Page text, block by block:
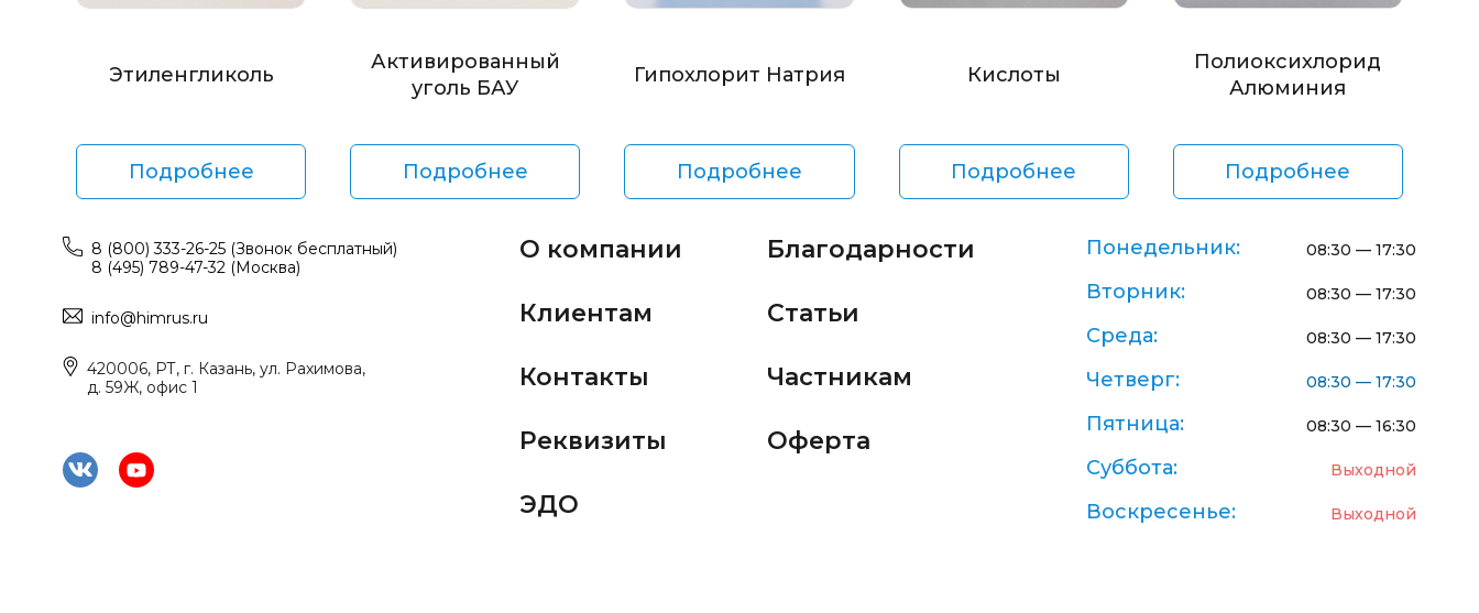
Этиленгликоль
Подробнее
Активированный
уголь БАУ
Подробнее
Гипохлорит Натрия
Подробнее
Кислоты
Подробнее
Полиоксихлорид
Алюминия
Подробнее
8 (800) 333-26-25 (Звонок бесплатный)
8 (495) 789-47-32 (Москва)
info@himrus.ru
420006, РТ, г. Казань, ул. Рахимова,
д. 59Ж, офис 1
О компании
Клиентам
Контакты
Реквизиты
ЭДО
Благодарности
Статьи
Частникам
Оферта
Понедельник: 08:30 — 17:30
Вторник: 08:30 — 17:30
Среда: 08:30 — 17:30
Четверг: 08:30 — 17:30
Пятница: 08:30 — 16:30
Суббота: Выходной
Воскресенье: Выходной